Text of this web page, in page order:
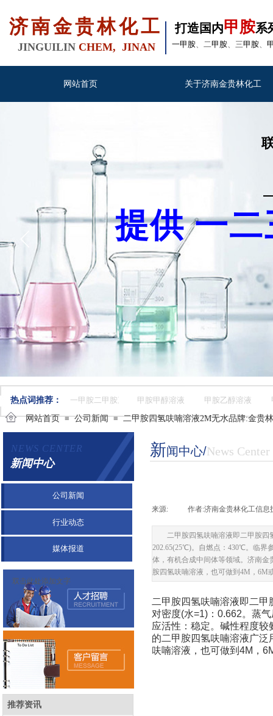
济南金贵林化工 打造国内甲胺系
一甲胺、二甲胺、三甲胺、
JINGUILIN CHEM, JINAN
网站首页 关于济南金贵林化工
提供 一
一甲胺二甲胺三甲胺甲胺甲醇溶液 甲胺乙醇溶液
热点词推荐：
网站首页 ≡ 公司新闻 ≡ 二甲胺四氢呋喃溶液2M无水品牌:金贵
新闻中心​/News Center
NEWS CENTER
新闻中心
来源: 作者:济南金贵林化工信息
二甲胺四氢呋喃溶液即二甲胺四
202.65(25℃)。自燃点：430℃。临界
体，有机合成中间体等领域。济南
胺四氢呋喃溶液，也可做到4M，6M
二甲胺四氢呋喃溶液即二
对密度(水=1)：0.662。蒸
应活性：稳定。碱性程度
的二甲胺四氢呋喃溶液广
呋喃溶液，也可做到4M，
公司新闻
行业动态
媒体报道
双击此处添加文字
推荐资讯